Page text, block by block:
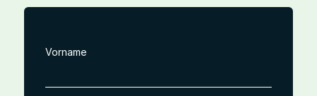
Vorname